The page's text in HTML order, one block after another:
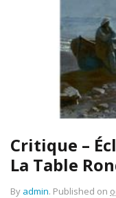
Critique –
La Table
By admin. Published on